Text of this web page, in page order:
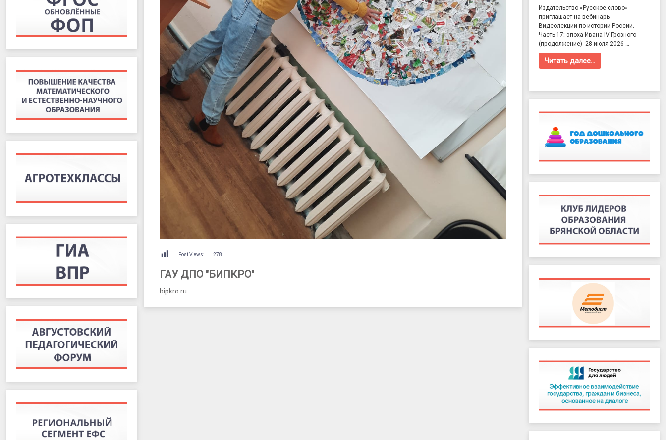
Post Views: 278
ГАУ ДПО "БИПКРО"
bipkro.ru
Издательство «Русское слово»
приглашает на вебинары
Видеолекции по истории России.
Часть 17: эпоха Ивана IV Грозного
(продолжение) 28 июля 2026 …
Читать далее…